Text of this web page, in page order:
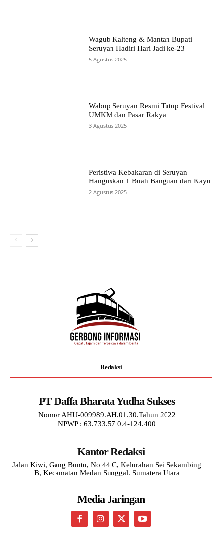
Wagub Kalteng & Mantan Bupati
Seruyan Hadiri Hari Jadi ke-23
5 Agustus 2025
Wabup Seruyan Resmi Tutup Festival
UMKM dan Pasar Rakyat
3 Agustus 2025
Peristiwa Kebakaran di Seruyan
Hanguskan 1 Buah Banguan dari Kayu
2 Agustus 2025
Redaksi
PT Daffa Bharata Yudha Sukses
Nomor AHU-009989.AH.01.30.Tahun 2022
NPWP : 63.733.57 0.4-124.400
Kantor Redaksi
Jalan Kiwi, Gang Buntu, No 44 C, Kelurahan Sei Sekambing
B, Kecamatan Medan Sunggal. Sumatera Utara
Media Jaringan